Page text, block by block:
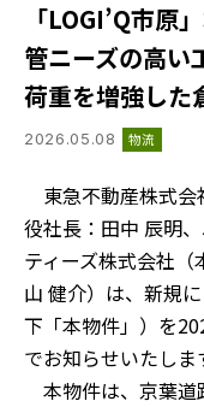
「LOGI’Q市原
管ニーズの高い
荷重を増強した
2026.05.08 物流
東急不動産株式会
役社長：田中 辰明
ティーズ株式会社
山 健介）は、新規
下「本物件」）を
でお知らせいたしま
本物件は、京葉道